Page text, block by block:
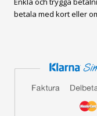
betala med kort eller